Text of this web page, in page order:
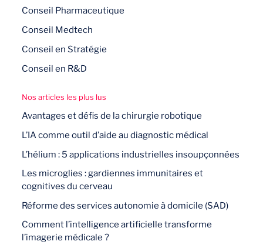
Conseil Pharmaceutique
Conseil Medtech
Conseil en Stratégie
Conseil en R&D
Nos articles les plus lus
Avantages et défis de la chirurgie robotique
L’IA comme outil d’aide au diagnostic médical
L’hélium : 5 applications industrielles insoupçonnées
Les microglies : gardiennes immunitaires et
cognitives du cerveau
Réforme des services autonomie à domicile (SAD)
Comment l’intelligence artificielle transforme
l’imagerie médicale ?